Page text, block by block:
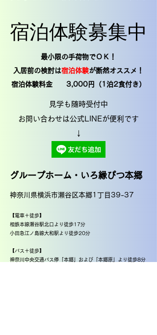
宿泊体験募集中
宿泊体験募集中
最小限の手荷物でＯＫ！
入居前の検討は宿泊体験が断然オススメ！
宿泊体験料金 3,000円（1泊2食付き）
見学も随時受付中
お問い合わせは公式LINEが便利です
​↓
グループホーム・いろ縁ぴつ本郷
神奈川県横浜市瀬谷区本郷1丁目39-37
【電車＋徒歩】
相鉄本線瀬谷駅北口より徒歩17分
小田急江ノ島線大和駅より徒歩20分
【バス＋徒歩】
神奈川中央交通バス停「本郷」および「本郷原」より徒歩8分